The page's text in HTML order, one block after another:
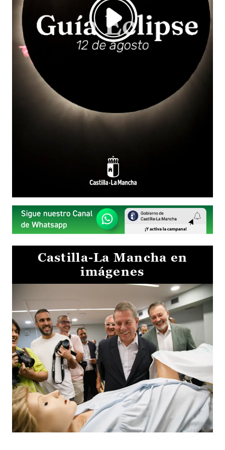
Castilla-La Mancha en
imágenes